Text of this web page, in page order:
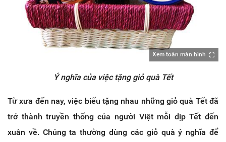
Xem toàn màn hình
Ý nghĩa của việc tặng giỏ quà Tết
Từ xưa đến nay, việc biếu tặng nhau những giỏ quà Tết đã
trở thành truyền thống của người Việt mỗi dịp Tết đến
xuân về. Chúng ta thường dùng các giỏ quà ý nghĩa để